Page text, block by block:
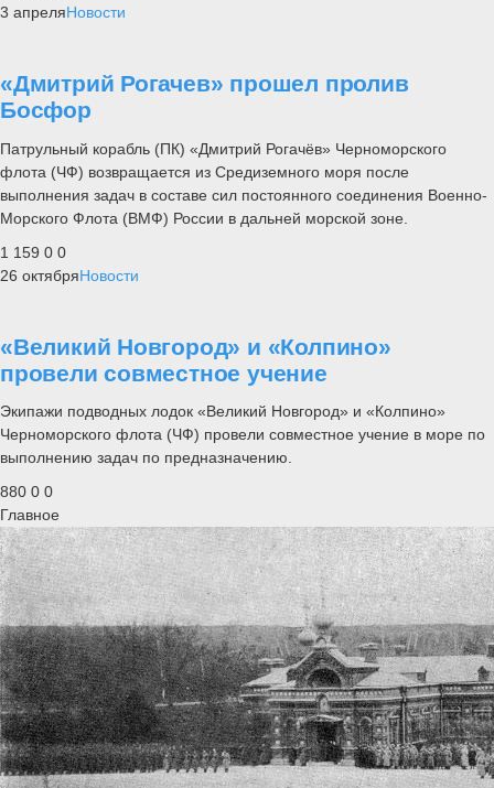
3 апреляНовости
«Дмитрий Рогачев» прошел пролив
Босфор
Патрульный корабль (ПК) «Дмитрий Рогачёв» Черноморского
флота (ЧФ) возвращается из Средиземного моря после
выполнения задач в составе сил постоянного соединения Военно-
Морского Флота (ВМФ) России в дальней морской зоне.
1 159 0 0
26 октябряНовости
«Великий Новгород» и «Колпино»
провели совместное учение
Экипажи подводных лодок «Великий Новгород» и «Колпино»
Черноморского флота (ЧФ) провели совместное учение в море по
выполнению задач по предназначению.
880 0 0
Главное